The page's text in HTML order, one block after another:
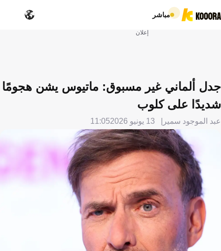
مباشر
إعلان
جدل ألماني غير مسبوق: ماتيوس يشن هجومًا
شديدًا على كلوب
عبد الموجود سمير 13 يونيو 2026 11:05